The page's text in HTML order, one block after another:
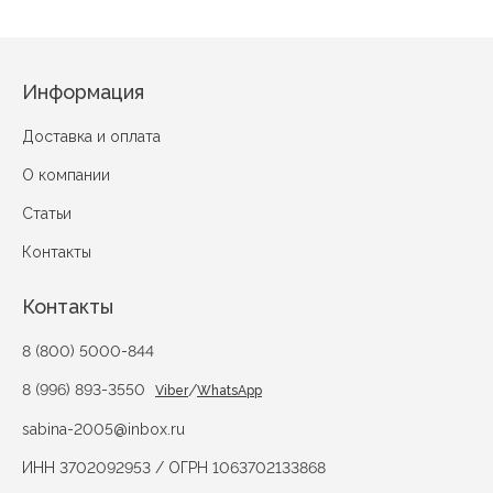
Информация
Доставка и оплата
О компании
Статьи
Контакты
Контакты
8 (800) 5000-844
8 (996) 893-3550 Viber/WhatsApp
sabina-2005@inbox.ru
ИНН 3702092953 / ОГРН 1063702133868